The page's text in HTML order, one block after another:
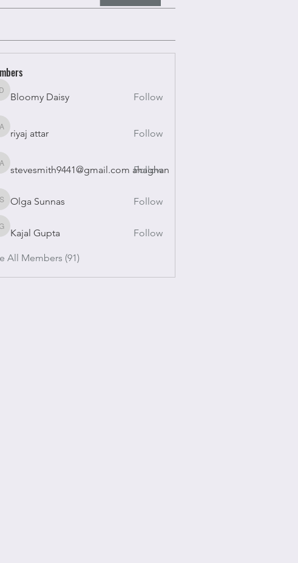
Bloomy Daisy
Bloomy Daisy Follow
attar
riyaj attar Follow
stevesmith9441@gmail.com ahaghan
stevesmith9441@gmail.com ahaghan
Follow
Olga Sunnas
Olga Sunnas Follow
Gupta
Kajal Gupta Follow
All Members (91)